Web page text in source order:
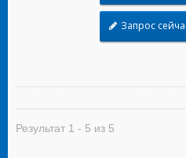
Запрос
Результат 1 - 5 из 5